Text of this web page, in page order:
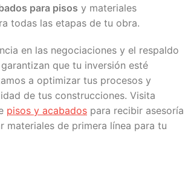
para pisos y materiales
todas las etapas de tu obra.
en las negociaciones y el respaldo
que tu inversión esté
a optimizar tus procesos y
de tus construcciones. Visita
pisos y acabados para recibir asesoría
materiales de primera línea para tu